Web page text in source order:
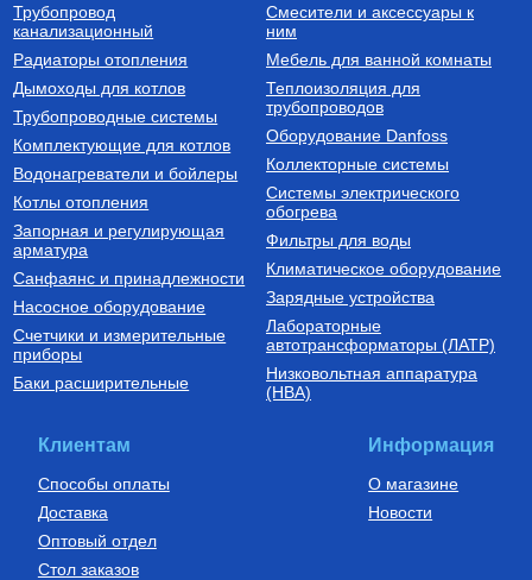
Термостатические радиаторные
клапаны
угловой 1/2" VT.047.N.04
1 236Руб.
Купить
Котлы электрические
Котел электрический
одноконтурный СКАТ 9 KR 13
(9 кВт) настенный
81 080Руб.
Комплектующие для подключения
радиаторов отопления
радиаторов отопления с
400Руб.
Купить
Трубопровод
канализационный
Радиаторы отопления
Дымоходы для котлов
Трубопроводные системы
Комплектующие для котлов
Водонагреватели и бойлеры
Котлы отопления
Запорная и регулирующая
арматура
Санфаянс и принадлежности
Насосное оборудование
Счетчики и измерительные
приборы
Баки расширительные
Смесители и аксессуары к
ним
Мебель для ванной комнаты
Теплоизоляция для
трубопроводов
Оборудование Danfoss
Коллекторные системы
Системы электрического
обогрева
Фильтры для воды
Климатическое оборудование
Зарядные устройства
Лабораторные
автотрансформаторы (ЛАТР)
Низковольтная аппаратура
(НВА)
Клиентам
Способы оплаты
Доставка
Оптовый отдел
Стол заказов
Информация
О магазине
Новости